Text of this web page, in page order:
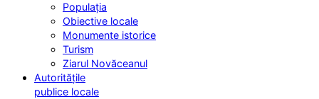
Populația
Obiective locale
Monumente istorice
Turism
Ziarul Novăceanul
Autoritățile
publice locale